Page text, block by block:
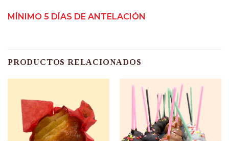
MÍNIMO 5 DÍAS DE ANTELACIÓN
PRODUCTOS RELACIONADOS